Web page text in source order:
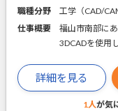
職種分野
工学（CAD/
仕事概要
福山市南部に
3DCADを使用
詳細を見る
1人が気